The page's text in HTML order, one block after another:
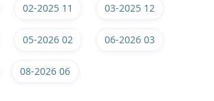
02-2025 11 03-2025 12
05-2026 02 06-2026 03
08-2026 06